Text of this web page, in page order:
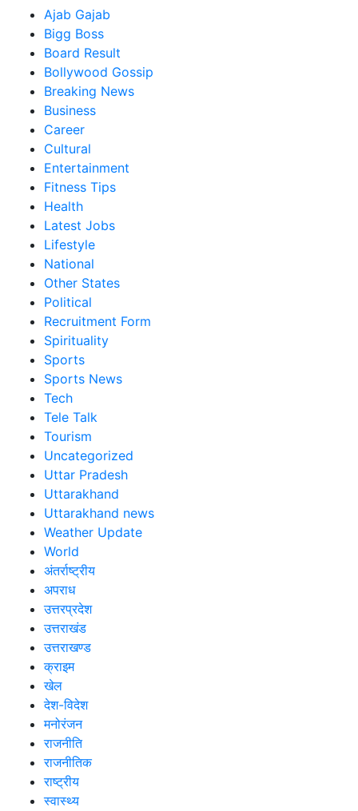
Ajab Gajab
Bigg Boss
Board Result
Bollywood Gossip
Breaking News
Business
Career
Cultural
Entertainment
Fitness Tips
Health
Latest Jobs
Lifestyle
National
Other States
Political
Recruitment Form
Spirituality
Sports
Sports News
Tech
Tele Talk
Tourism
Uncategorized
Uttar Pradesh
Uttarakhand
Uttarakhand news
Weather Update
World
अंतर्राष्ट्रीय
अपराध
उत्तरप्रदेश
उत्तराखंड
उत्तराखण्ड
क्राइम
खेल
देश-विदेश
मनोरंजन
राजनीति
राजनीतिक
राष्ट्रीय
स्वास्थ्य